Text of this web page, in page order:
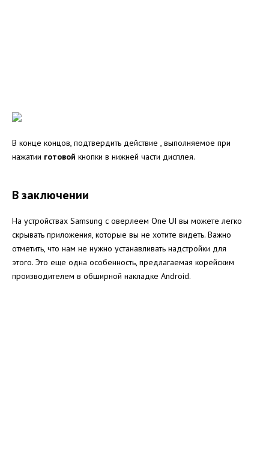
В конце концов, подтвердить действие , выполняемое при
нажатии готовой кнопки в нижней части дисплея.
В заключении
На устройствах Samsung с оверлеем One UI вы можете легко
скрывать приложения, которые вы не хотите видеть. Важно
отметить, что нам не нужно устанавливать надстройки для
этого. Это еще одна особенность, предлагаемая корейским
производителем в обширной накладке Android.